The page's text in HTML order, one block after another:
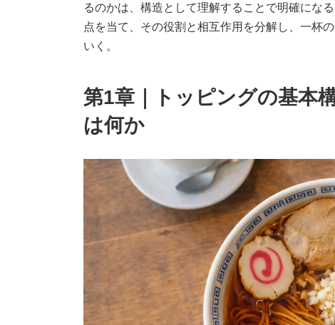
るのかは、構造として理解することで明確にな
点を当て、その役割と相互作用を分解し、一杯
いく。
第1章｜トッピングの基本
は何か